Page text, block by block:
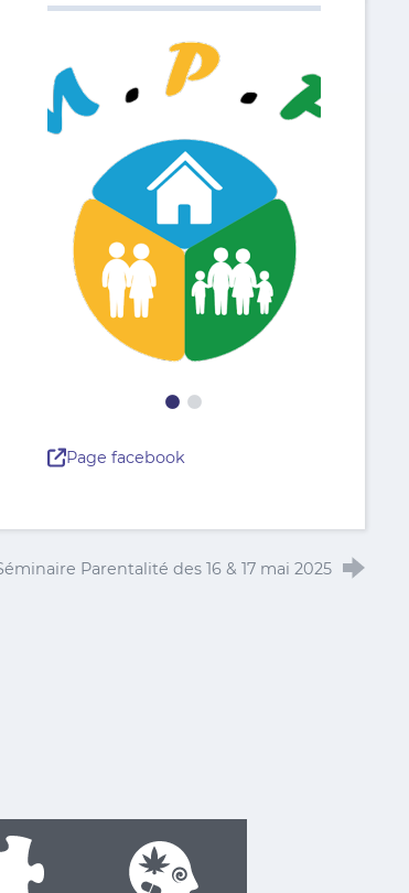
Page facebook
Parentalité des 16 & 17 mai 2025